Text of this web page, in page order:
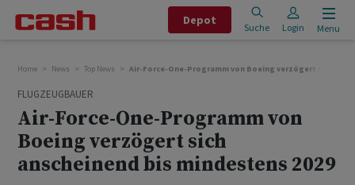
Depot
Suche Login Menu
Home News Top News Air-Force-One-Programm von Boeing verzögert sich
FLUGZEUGBAUER
Air-Force-One-Programm von
Boeing verzögert sich
anscheinend bis mindestens 2029